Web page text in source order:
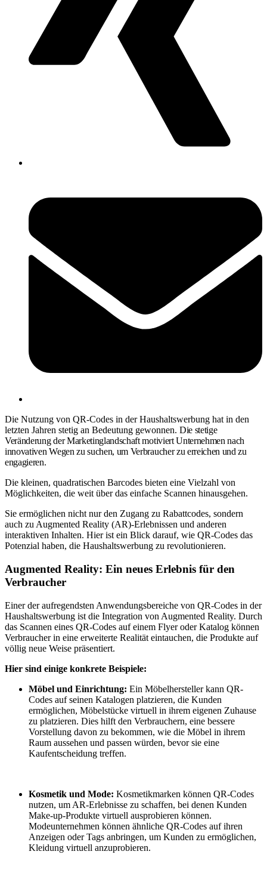
Die Nutzung von QR-Codes in der Haushaltswerbung hat in den
letzten Jahren stetig an Bedeutung gewonnen. Die stetige
Veränderung der Marketinglandschaft motiviert Unternehmen nach
innovativen Wegen zu suchen, um Verbraucher zu erreichen und zu
engagieren.
Die kleinen, quadratischen Barcodes bieten eine Vielzahl von
Möglichkeiten, die weit über das einfache Scannen hinausgehen.
Sie ermöglichen nicht nur den Zugang zu Rabattcodes, sondern
auch zu Augmented Reality (AR)-Erlebnissen und anderen
interaktiven Inhalten. Hier ist ein Blick darauf, wie QR-Codes das
Potenzial haben, die Haushaltswerbung zu revolutionieren.
Augmented Reality: Ein neues Erlebnis für den
Verbraucher
Einer der aufregendsten Anwendungsbereiche von QR-Codes in der
Haushaltswerbung ist die Integration von Augmented Reality. Durch
das Scannen eines QR-Codes auf einem Flyer oder Katalog können
Verbraucher in eine erweiterte Realität eintauchen, die Produkte auf
völlig neue Weise präsentiert.
Hier sind einige konkrete Beispiele:
Möbel und Einrichtung: Ein Möbelhersteller kann QR-
Codes auf seinen Katalogen platzieren, die Kunden
ermöglichen, Möbelstücke virtuell in ihrem eigenen Zuhause
zu platzieren. Dies hilft den Verbrauchern, eine bessere
Vorstellung davon zu bekommen, wie die Möbel in ihrem
Raum aussehen und passen würden, bevor sie eine
Kaufentscheidung treffen.
Kosmetik und Mode: Kosmetikmarken können QR-Codes
nutzen, um AR-Erlebnisse zu schaffen, bei denen Kunden
Make-up-Produkte virtuell ausprobieren können.
Modeunternehmen können ähnliche QR-Codes auf ihren
Anzeigen oder Tags anbringen, um Kunden zu ermöglichen,
Kleidung virtuell anzuprobieren.